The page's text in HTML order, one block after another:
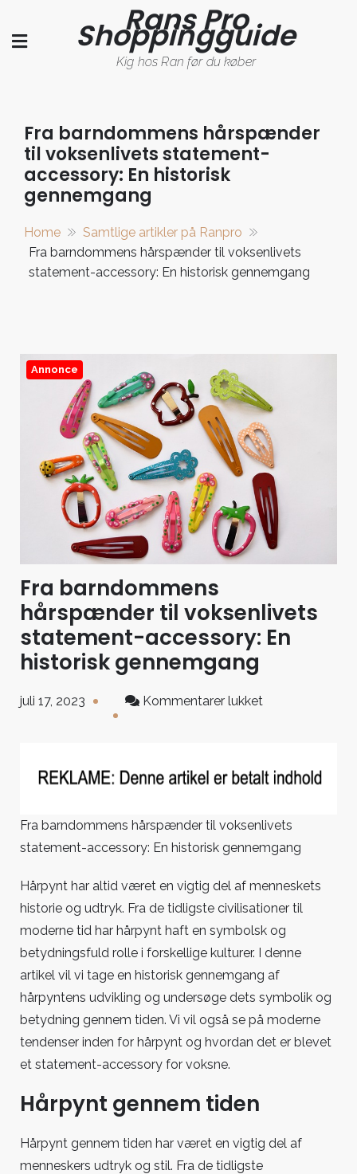
content
Rans Pro
Shoppingguide
Kig hos Ran før du køber
Fra barndommens hårspænder
til voksenlivets statement-
accessory: En historisk
gennemgang
Home
Samtlige artikler på Ranpro
Fra barndommens hårspænder til voksenlivets
statement-accessory: En historisk gennemgang
Annonce
Fra barndommens
hårspænder til voksenlivets
statement-accessory: En
historisk gennemgang
juli 17, 2023 Kommentarer lukket
til
statement-
En
historisk
Fra barndommens hårspænder til voksenlivets
statement-accessory: En historisk gennemgang
Hårpynt har altid været en vigtig del af menneskets
historie og udtryk. Fra de tidligste civilisationer til
moderne tid har hårpynt haft en symbolsk og
betydningsfuld rolle i forskellige kulturer. I denne
artikel vil vi tage en historisk gennemgang af
hårpyntens udvikling og undersøge dets symbolik og
betydning gennem tiden. Vi vil også se på moderne
tendenser inden for hårpynt og hvordan det er blevet
et statement-accessory for voksne.
Hårpynt gennem tiden
Hårpynt gennem tiden har været en vigtig del af
menneskers udtryk og stil. Fra de tidligste